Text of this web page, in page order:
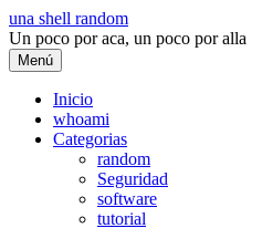
Saltar
al
contenido
una shell random
Un poco por aca, un poco por alla
Menú
Inicio
whoami
Categorias
random
Seguridad
software
tutorial